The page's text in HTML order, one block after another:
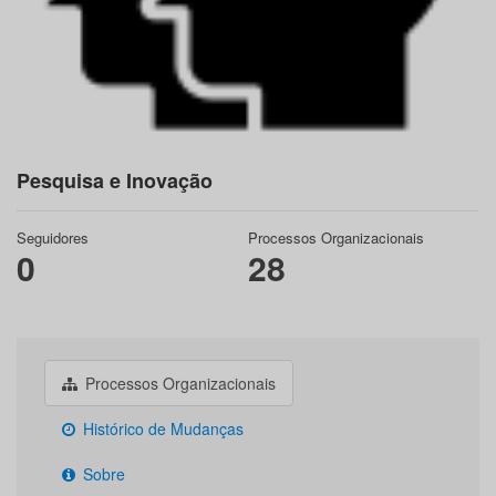
Pesquisa e Inovação
Seguidores
0
Processos Organizacionais
28
Processos Organizacionais
Histórico de Mudanças
Sobre